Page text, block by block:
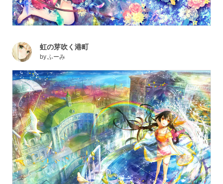
虹の芽吹く港町
byふーみ